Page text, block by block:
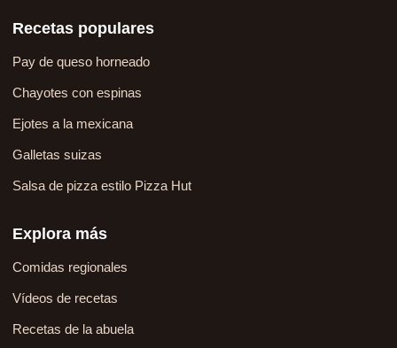
Recetas populares
Pay de queso horneado
Chayotes con espinas
Ejotes a la mexicana
Galletas suizas
Salsa de pizza estilo Pizza Hut
Explora más
Comidas regionales
Vídeos de recetas
Recetas de la abuela